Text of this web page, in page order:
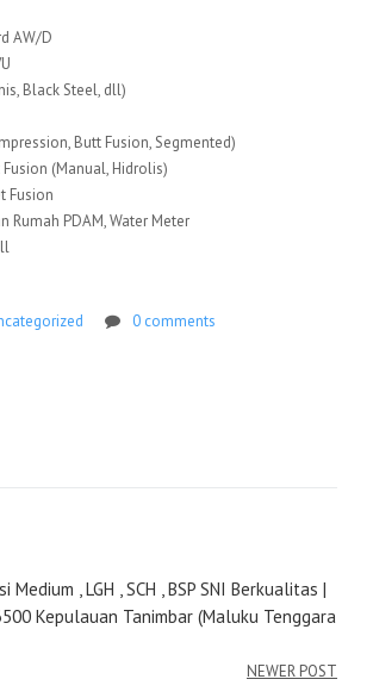
AW/D
Black Steel, dll)
Butt Fusion, Segmented)
(Manual, Hidrolis)
Fusion
Rumah PDAM, Water Meter
0 comments
Medium , LGH , SCH , BSP SNI Berkualitas |
Kepulauan Tanimbar (Maluku Tenggara
NEWER POST